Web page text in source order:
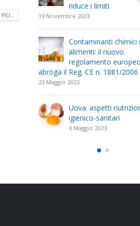
PIÙ...
riduce i limiti
19 Novembre 2023
Contaminanti chimici
alimenti: il nuovo
regolamento
abroga il Reg. CE n. 1881/2006
23 Maggio 2023
Uova: aspetti
igienico-sanitari
8 Maggio 2023